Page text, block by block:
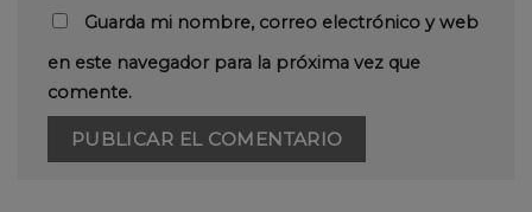
Guarda mi nombre, correo electrónico y web
en este navegador para la próxima vez que
comente.